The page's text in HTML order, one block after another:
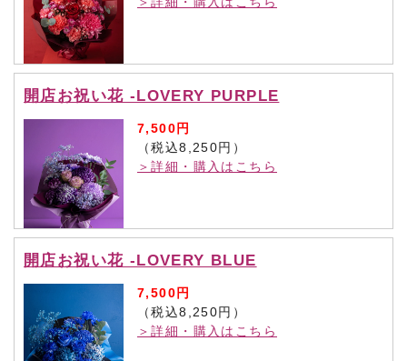
開店お祝い花 -LOVERY PURPLE
7,500円
（税込8,250円）
＞詳細・購入はこちら
開店お祝い花 -LOVERY BLUE
7,500円
（税込8,250円）
＞詳細・購入はこちら